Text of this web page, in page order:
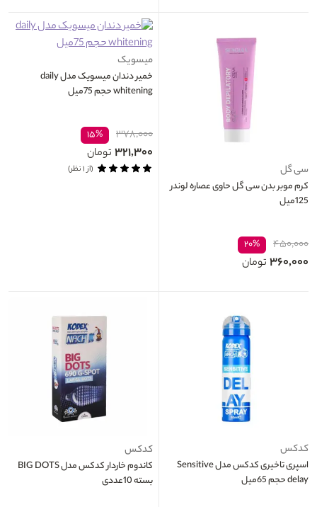
سی گل
کرم موبر بدن سی گل حاوی عصاره لوندر
125میل
۴۵۰,۰۰۰ ۲۰%
۳۶۰,۰۰۰ تومان
میسویک
خمیر دندان میسویک مدل daily
whitening حجم 75میل
۳۷۸,۰۰۰ ۱۵%
۳۲۱,۳۰۰ تومان
(از ۱ نظر)
کدکس
اسپری تاخیری کدکس مدل Sensitive
delay حجم 65میل
کدکس
کاندوم خاردار کدکس مدل BIG DOTS
بسته 10عددی